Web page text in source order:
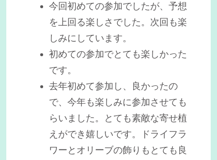
今回初めての参加でしたが、予想
を上回る楽しさでした。次回も楽
しみにしています。
初めての参加でとても楽しかった
です。
去年初めて参加し、良かったの
で、今年も楽しみに参加させても
らいました。とても素敵な寄せ植
えができ嬉しいです。ドライフラ
ワーとオリーブの飾りもとても良